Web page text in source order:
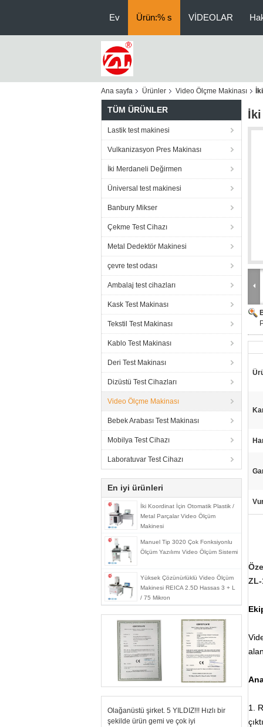
Ev Ürün:% s VİDEOLAR
Ana sayfa Ürünler Video Ölçme Makinası
TÜM ÜRÜNLER
Lastik test makinesi
Vulkanizasyon Pres Makinası
İki Merdaneli Değirmen
Üniversal test makinesi
Banbury Mikser
Çekme Test Cihazı
Metal Dedektör Makinesi
çevre test odası
Ambalaj test cihazları
Kask Test Makinası
Tekstil Test Makinası
Kablo Test Makinası
Deri Test Makinası
Dizüstü Test Cihazları
Video Ölçme Makinası
Bebek Arabası Test Makinası
Mobilya Test Cihazı
Laboratuvar Test Cihazı
En iyi ürünleri
İki Koordinat İçin Otomatik Plastik /
Metal Parçalar Video Ölçüm
Makinesi
Manuel Tip 3020 Çok Fonksiyonlu
Ölçüm Yazılımı Video Ölçüm Sistemi
Yüksek Çözünürlüklü Video Ölçüm
Makinesi REICA 2.5D Hassas 3 + L
/ 75 Mikron
Olağanüstü şirket. 5 YILDIZ!!! Hızlı bir
şekilde ürün gemi ve çok iyi
1.